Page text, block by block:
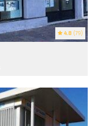
4.8 (79)